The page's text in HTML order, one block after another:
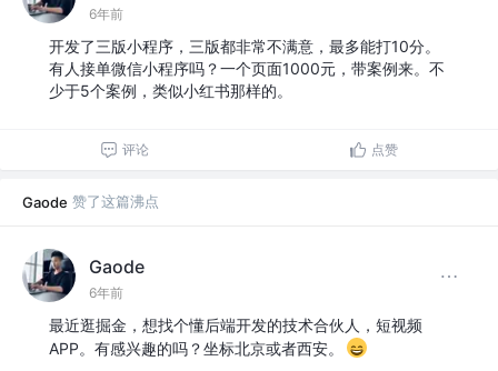
6年前
开发了三版小程序，三版都非常不满意，最多能打10分。
有人接单微信小程序吗？一个页面1000元，带案例来。不
少于5个案例，类似小红书那样的。
评论 点赞
Gaode 赞了这篇沸点
Gaode
6年前
最近逛掘金，想找个懂后端开发的技术合伙人，短视频
APP。有感兴趣的吗？坐标北京或者西安。